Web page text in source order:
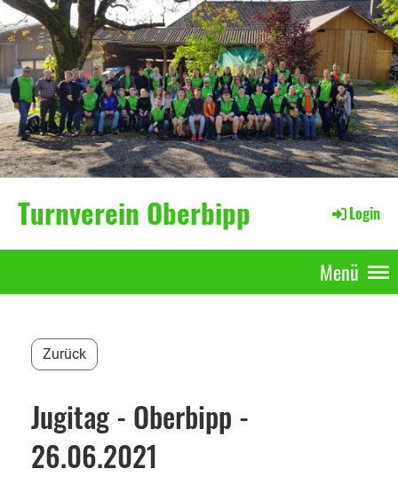
Turnverein Oberbipp Login
Menü
Zurück
Jugitag - Oberbipp -
26.06.2021